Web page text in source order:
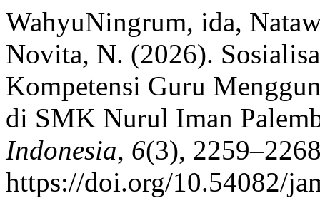
WahyuNingrum, ida,
Novita, N. (2026).
Kompetensi Guru
di SMK Nurul Iman
Indonesia, 6(3),
https://doi.org/10.54082/